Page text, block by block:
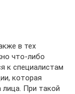
в тех
что-либо
к специалистам
которая
При такой